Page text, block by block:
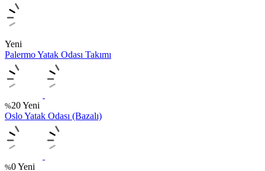
Yeni
Palermo Yatak Odası Takımı
%20Yeni
Oslo Yatak Odası (Bazalı)
%0Yeni